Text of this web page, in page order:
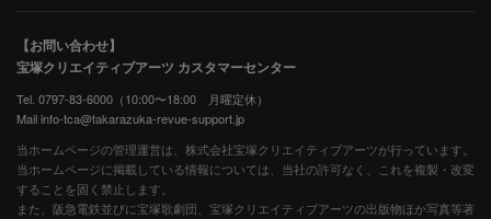
【お問い合わせ】
宝塚クリエイティブアーツ カスタマーセンター
Tel. 0797-83-6000（10:00〜18:00 月曜定休）
Mail info-tca@takarazuka-revue-support.jp
当ホームページの管理運営は、株式会社宝塚クリエイティブアーツが行っています。
当ホームページに掲載している情報については、当社の許可なく、これを複製・改変
することを固く禁止します。
また、阪急電鉄並びに宝塚歌劇団、宝塚クリエイティブアーツの出版物ほか写真等著